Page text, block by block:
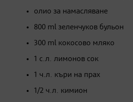
олио за намасляване
800 ml зеленчуков бульон
300 ml кокосово мляко
1 с.л. лимонов сок
1 ч.л. къри на прах
1/2 ч.л. кимион